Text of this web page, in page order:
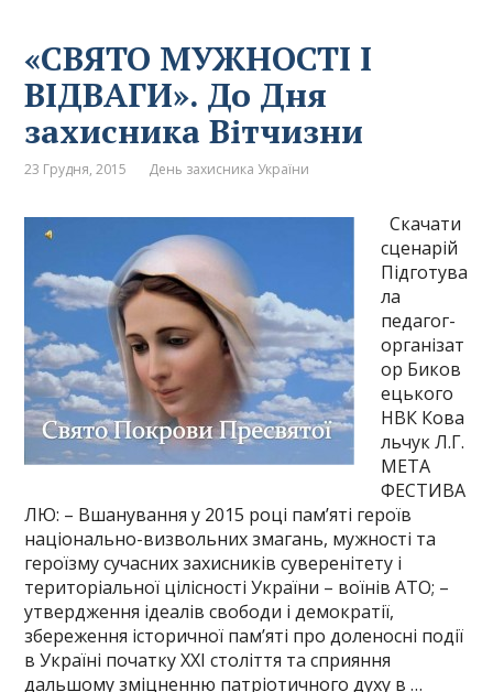
«СВЯТО МУЖНОСТІ І
ВІДВАГИ». До Дня
захисника Вітчизни
23 Грудня, 2015 День захисника України
Скачати
сценарій
Підготува
ла
педагог-
організат
ор Биков
ецького
НВК Кова
льчук Л.Г.
МЕТА
ФЕСТИВА
ЛЮ: – Вшанування у 2015 році пам’яті героїв
національно-визвольних змагань, мужності та
героїзму сучасних захисників суверенітету і
територіальної цілісності України – воїнів АТО; –
утвердження ідеалів свободи і демократії,
збереження історичної пам’яті про доленосні події
в Україні початку ХХІ століття та сприяння
дальшому зміцненню патріотичного духу в …